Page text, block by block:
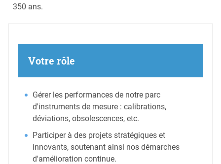
350 ans.
Votre rôle
Gérer les performances de notre parc
d'instruments de mesure : calibrations,
déviations, obsolescences, etc.
Participer à des projets stratégiques et
innovants, soutenant ainsi nos démarches
d'amélioration continue.